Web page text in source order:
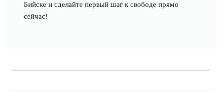
Бийске и сделайте первый шаг к свободе прямо
сейчас!